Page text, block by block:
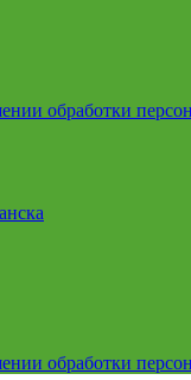
обработки
обработки